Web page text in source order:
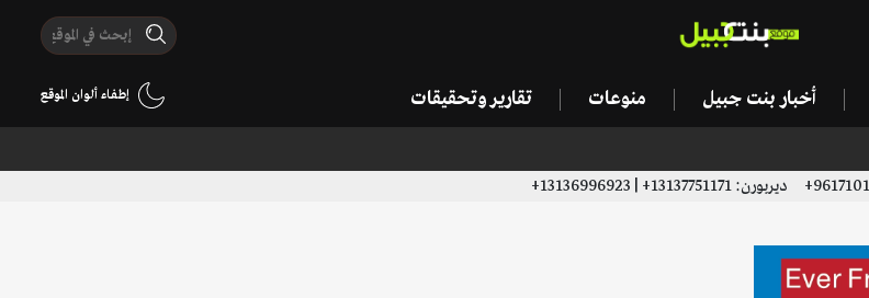
أخبار بنت جبيل منوعات تقارير وتحقيقات إطفاء ألوان الموقع